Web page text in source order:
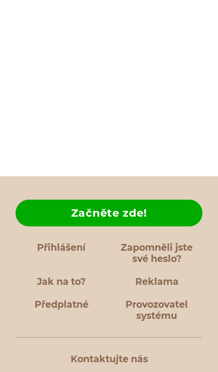
Přihlášení
Zapomněli jste
své heslo?
Jak na to?
Začněte zde!
Reklama
Předplatné
Provozovatel
systému
Kontaktujte nás